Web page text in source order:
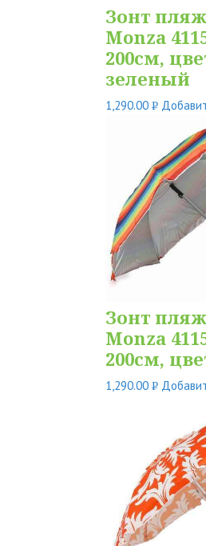
Зонт
Monza
200см,
зеленый
1,290.00 Р
Зонт
Monza
200см,
1,290.00 Р